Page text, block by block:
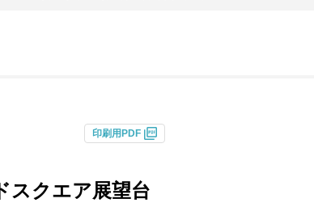
スクエア展望台
印刷用PDF